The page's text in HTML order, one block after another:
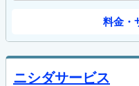
料金・
ニシダサービス